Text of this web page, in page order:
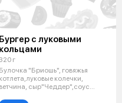
Бургер с луковыми
кольцами
г
Булочка "Бриошь", говяжья
котлета,луковые колечки,
ветчина, сыр"Чеддер",соус